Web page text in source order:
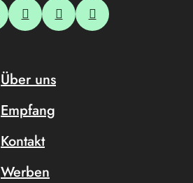
Über uns
Empfang
Kontakt
Werben